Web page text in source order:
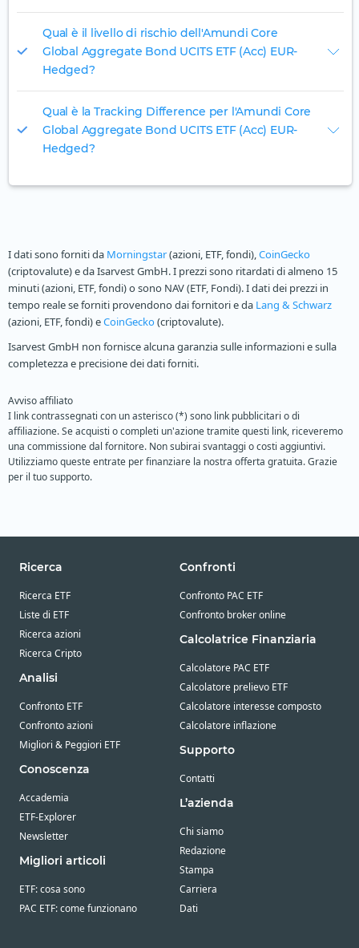
Qual è il livello di rischio dell'Amundi Core
Global Aggregate Bond UCITS ETF (Acc) EUR-
Hedged?
Qual è la Tracking Difference per l'Amundi Core
Global Aggregate Bond UCITS ETF (Acc) EUR-
Hedged?
I dati sono forniti da Morningstar(azioni, ETF, fondi),CoinGecko
(criptovalute) e da Isarvest GmbH. I prezzi sono ritardati di almeno 15
minuti (azioni, ETF, fondi) o sono NAV (ETF, Fondi). I dati dei prezzi in
tempo reale se forniti provendono dai fornitori e da Lang & Schwarz
(azioni, ETF, fondi) eCoinGecko(criptovalute).
Isarvest GmbH non fornisce alcuna garanzia sulle informazioni e sulla
completezza e precisione dei dati forniti.
Avviso affiliato
I link contrassegnati con un asterisco (*) sono link pubblicitari o di
affiliazione. Se acquisti o completi un'azione tramite questi link, riceveremo
una commissione dal fornitore. Non subirai svantaggi o costi aggiuntivi.
Utilizziamo queste entrate per finanziare la nostra offerta gratuita. Grazie
per il tuo supporto.
Ricerca
Ricerca ETF
Liste di ETF
Ricerca azioni
Ricerca Cripto
Analisi
Confronto ETF
Confronto azioni
Migliori & Peggiori ETF
Conoscenza
Accademia
ETF-Explorer
Newsletter
Migliori articoli
ETF: cosa sono
PAC ETF: come funzionano
Confronti
Confronto PAC ETF
Confronto broker online
Calcolatrice Finanziaria
Calcolatore PAC ETF
Calcolatore prelievo ETF
Calcolatore interesse composto
Calcolatore inflazione
Supporto
Contatti
L’azienda
Chi siamo
Redazione
Stampa
Carriera
Dati